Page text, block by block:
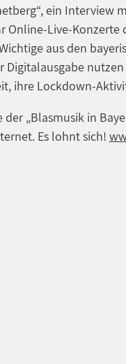
ein Interview
Online-Live-Konzerte
aus den
Digitalausgabe
ihre Lockdown-
„Blasmusik in
Es lohnt sich!